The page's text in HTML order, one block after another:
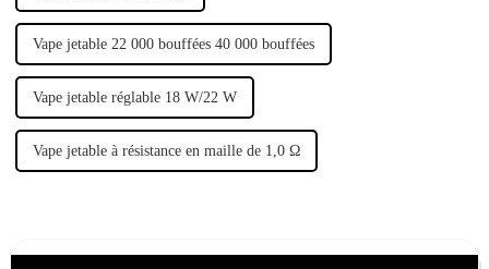
Vape jetable 22 000 bouffées 40 000 bouffées
Vape jetable réglable 18 W/22 W
Vape jetable à résistance en maille de 1,0 Ω